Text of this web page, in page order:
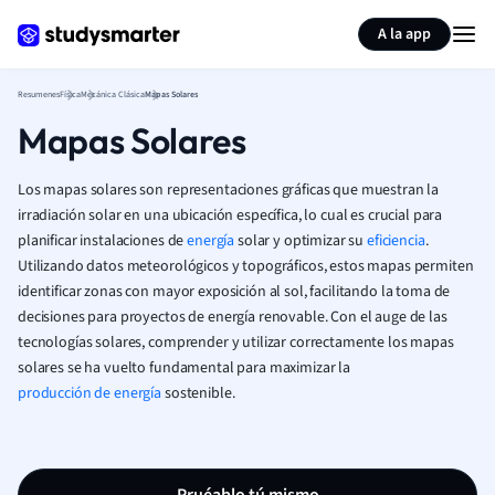
A la app
ResumenesFísicaMecánica ClásicaMapas Solares
Mapas Solares
Los mapas solares son representaciones gráficas que muestran la
irradiación solar en una ubicación específica, lo cual es crucial para
planificar instalaciones deenergía solar y optimizar sueficiencia.
Utilizando datos meteorológicos y topográficos, estos mapas permiten
identificar zonas con mayor exposición al sol, facilitando la toma de
decisiones para proyectos de energía renovable. Con el auge de las
tecnologías solares, comprender y utilizar correctamente los mapas
solares se ha vuelto fundamental para maximizar la
producción de energía sostenible.
Resumir página